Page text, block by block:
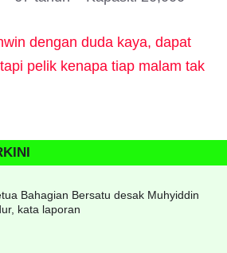
dengan duda kaya, dapat
pelik kenapa tiap malam tak
Bahagian Bersatu desak Muhyiddin
kata laporan